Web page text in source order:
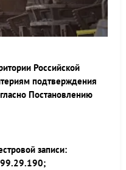
Российской
подтверждения
Постановлению
записи: